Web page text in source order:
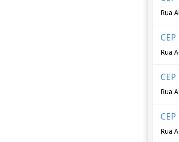
Rua
Rua
Rua
Rua